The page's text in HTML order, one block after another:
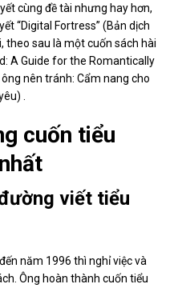
cùng đề tài nhưng hay hơn,
“Digital Fortress” (Bản dịch
theo sau là một cuốn sách hài
A Guide for the Romantically
nên tránh: Cẩm nang cho
.
cuốn tiểu
viết tiểu
năm 1996 thì nghỉ việc và
Ông hoàn thành cuốn tiểu